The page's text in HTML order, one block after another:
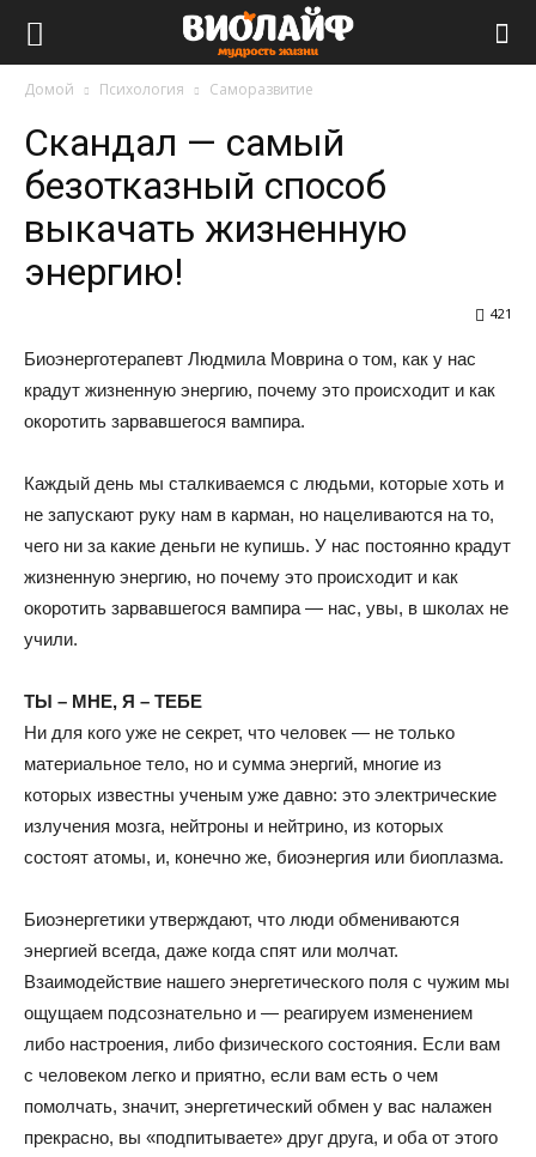
Домой Психология Саморазвитие
Скандал — самый
безотказный способ
выкачать жизненную
энергию!
421
Биоэнерготерапевт Людмила Моврина о том, как у нас
крадут жизненную энергию, почему это происходит и как
окоротить зарвавшегося вампира.
Каждый день мы сталкиваемся с людьми, которые хоть и
не запускают руку нам в карман, но нацеливаются на то,
чего ни за какие деньги не купишь. У нас постоянно крадут
жизненную энергию, но почему это происходит и как
окоротить зарвавшегося вампира — нас, увы, в школах не
учили.
ТЫ – МНЕ, Я – ТЕБЕ
Ни для кого уже не секрет, что человек — не только
материальное тело, но и сумма энергий, многие из
которых известны ученым уже давно: это электрические
излучения мозга, нейтроны и нейтрино, из которых
состоят атомы, и, конечно же, биоэнергия или биоплазма.
Биоэнергетики утверждают, что люди обмениваются
энергией всегда, даже когда спят или молчат.
Взаимодействие нашего энергетического поля с чужим мы
ощущаем подсознательно и — реагируем изменением
либо настроения, либо физического состояния. Если вам
с человеком легко и приятно, если вам есть о чем
помолчать, значит, энергетический обмен у вас налажен
прекрасно, вы «подпитываете» друг друга, и оба от этого